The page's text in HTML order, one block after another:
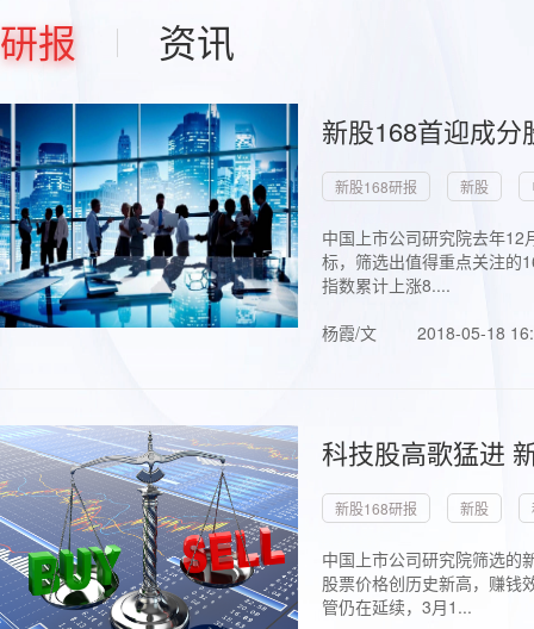
研报 资讯
新股168首迎成
新股168研报 新股
中国上市公司研究院去年
标，筛选出值得重点关注的
指数累计上涨8....
杨霞/文
2018-05-18
科技股高歌猛进
新股168研报 新股
中国上市公司研究院筛选的
股票价格创历史新高，赚钱
管仍在延续，3月1...